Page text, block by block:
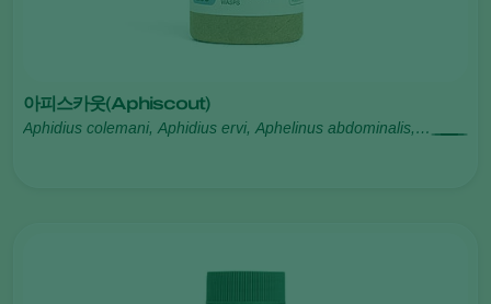
아피스카웃(Aphiscout)
Aphidius colemani, Aphidius ervi, Aphelinus abdominalis,